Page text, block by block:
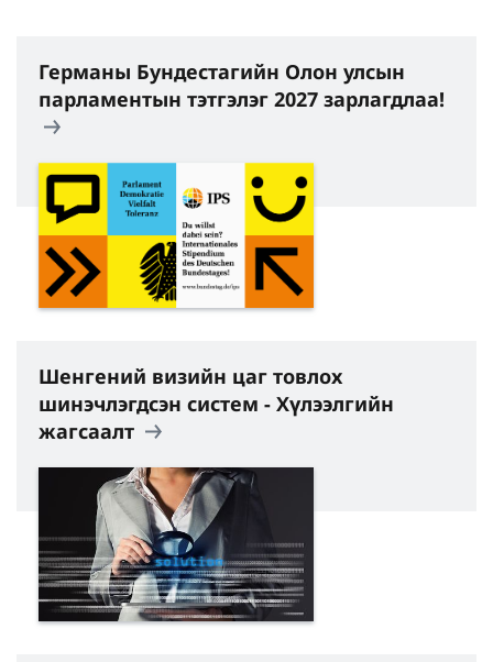
Германы Бундестагийн Олон улсын
парламентын тэтгэлэг 2027 зарлагдлаа!
Шенгений визийн цаг товлох
шинэчлэгдсэн систем - Хүлээлгийн
жагсаалт